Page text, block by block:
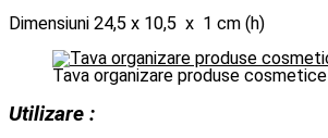
Dimensiuni 24,5 x 10,5 x 1 cm (h)
Tava organizare produse cosmetice
Utilizare :